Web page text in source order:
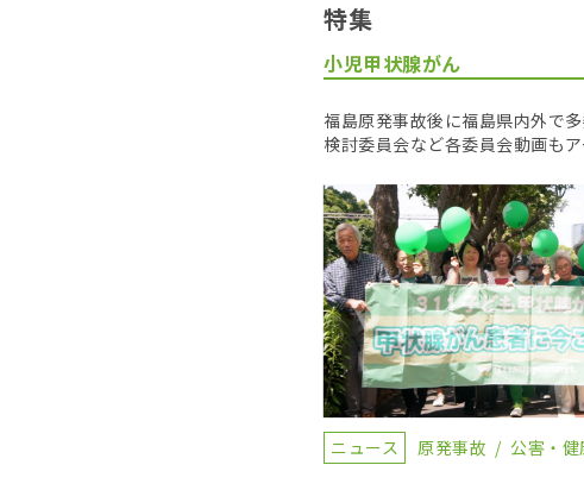
特集
小児甲状腺がん
福島原発事故後に福島県内外で
検討委員会など各委員会動画もア
ニュース 原発事故 公害・